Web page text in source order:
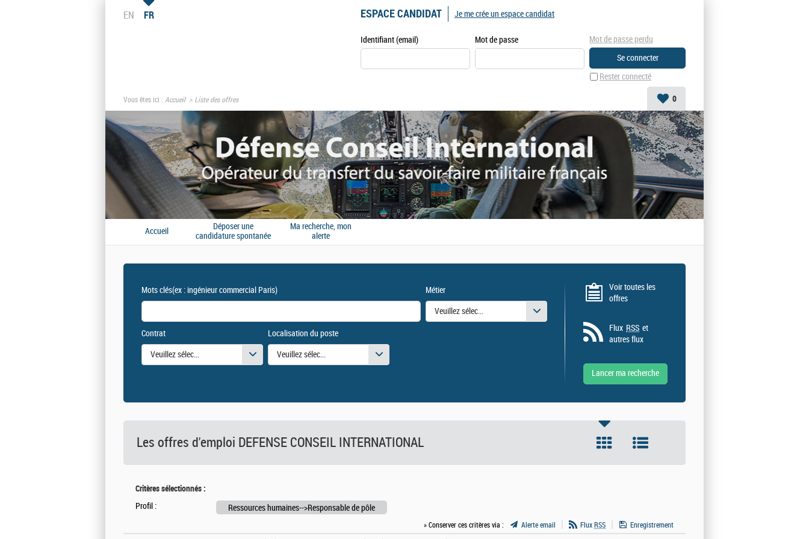
EN FR ESPACE CANDIDAT
Identifiant (email) Mot de passe
Rester connecté
Mot de passe perdu
Je me crée un espace candidat
Vous êtes ici : Accueil Liste des offres 0
Accueil
Déposer une
candidature spontanée
Ma recherche, mon
alerte
Mots clés(ex : ingénieur commercial Paris) Métier
Veuillez sélectionner une ou des valeurs
Contrat
Veuillez sélectionner une ou des valeurs
Localisation du poste
Veuillez sélectionner une ou des valeurs
Voir toutes les
offres
Flux RSS et
autres flux
Les offres d'emploi DEFENSE CONSEIL INTERNATIONAL
Critères sélectionnés :
Profil : Ressources humaines-->Responsable de pôle
» Conserver ces critères via : Alerte email Flux RSS
Enregistrement